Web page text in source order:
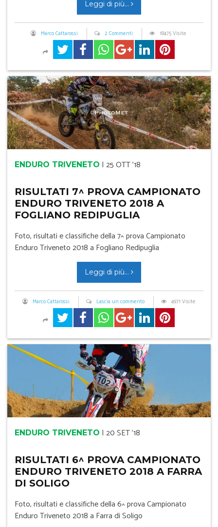
Leggi di più...
Marco Cattarossi 2 Commenti 18475 Visite
ENDURO TRIVENETO | 25 OTT '18
RISULTATI 7^ PROVA CAMPIONATO
ENDURO TRIVENETO 2018 A
FOGLIANO REDIPUGLIA
Foto, risultati e classifiche della 7^ prova Campionato
Enduro Triveneto 2018 a Fogliano Redipuglia
Leggi di più...
Marco Cattarossi Lascia un commento 4971 Visite
ENDURO TRIVENETO | 20 SET '18
RISULTATI 6^ PROVA CAMPIONATO
ENDURO TRIVENETO 2018 A FARRA
DI SOLIGO
Foto, risultati e classifiche della 6^ prova Campionato
Enduro Triveneto 2018 a Farra di Soligo